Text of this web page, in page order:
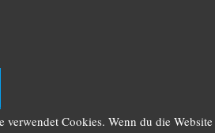
verwendet Cookies. Wenn du die